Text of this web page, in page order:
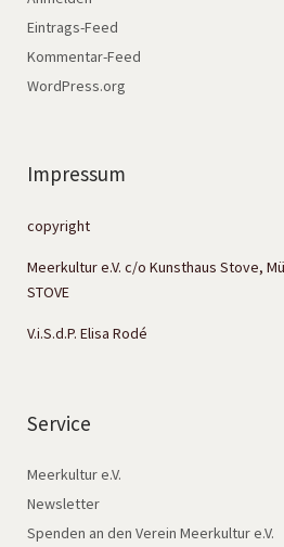
Eintrags-Feed
Kommentar-Feed
WordPress.org
Impressum
copyright
Meerkultur e.V. c/o Kunsthaus Stove,
STOVE
V.i.S.d.P. Elisa Rodé
Service
Meerkultur e.V.
Newsletter
Spenden an den Verein Meerkultur e.V.